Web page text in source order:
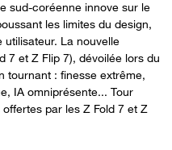
sud-coréenne innove sur le
les limites du design,
La nouvelle
7 et Z Flip 7), dévoilée lors du
tournant : finesse extrême,
IA omniprésente... Tour
par les Z Fold 7 et Z